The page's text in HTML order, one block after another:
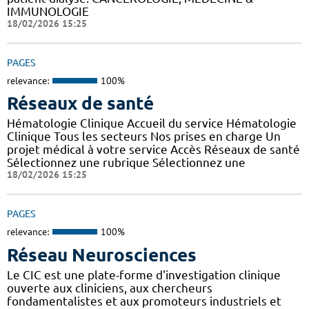
IMMUNOLOGIE
18/02/2026 15:25
PAGES
relevance: 100%
Réseaux de santé
Hématologie Clinique Accueil du service Hématologie
Clinique Tous les secteurs Nos prises en charge Un
projet médical à votre service Accès Réseaux de santé
Sélectionnez une rubrique Sélectionnez une
18/02/2026 15:25
PAGES
relevance: 100%
Réseau Neurosciences
Le CIC est une plate-forme d'investigation clinique
ouverte aux cliniciens, aux chercheurs
fondamentalistes et aux promoteurs industriels et